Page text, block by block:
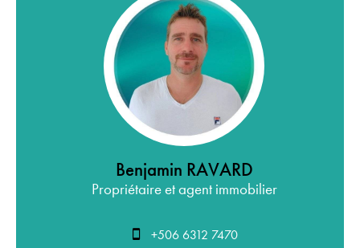
Benjamin RAVARD
Propriétaire et agent immobilier
+506 6312 7470